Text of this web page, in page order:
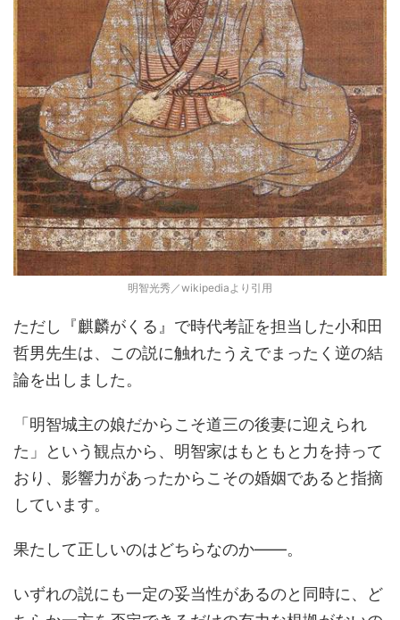
明智光秀／wikipediaより引用
ただし『麒麟がくる』で時代考証を担当した小和田
哲男先生は、この説に触れたうえでまったく逆の結
論を出しました。
「明智城主の娘だからこそ道三の後妻に迎えられ
た」という観点から、明智家はもともと力を持って
おり、影響力があったからこその婚姻であると指摘
しています。
果たして正しいのはどちらなのか――。
いずれの説にも一定の妥当性があるのと同時に、ど